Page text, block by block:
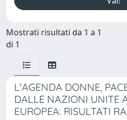
Mostrati risultati da 1 a 1
di 1
L'AGENDA DONNE,
DALLE NAZIONI UNITE
EUROPEA: RISULTATI